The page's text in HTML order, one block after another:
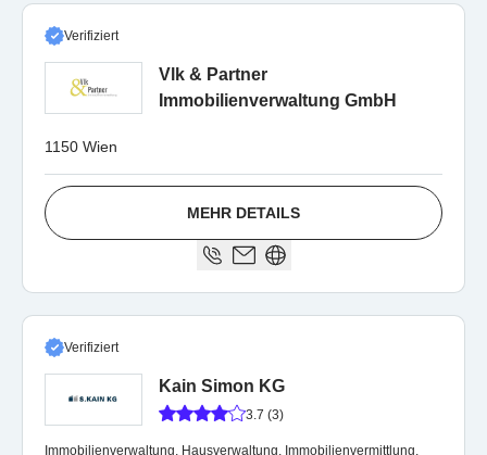
Verifiziert
Vlk & Partner
Immobilienverwaltung GmbH
1150 Wien
MEHR DETAILS
Verifiziert
Kain Simon KG
3.7 (3)
Immobilienverwaltung, Hausverwaltung, Immobilienvermittlung,